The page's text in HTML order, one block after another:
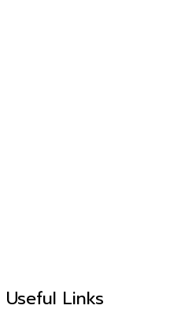
Useful Links